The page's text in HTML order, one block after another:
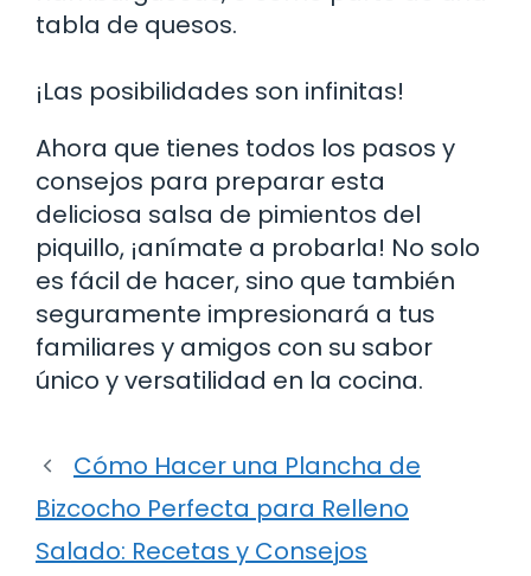
tabla de quesos.
¡Las posibilidades son infinitas!
Ahora que tienes todos los pasos y
consejos para preparar esta
deliciosa salsa de pimientos del
piquillo, ¡anímate a probarla! No solo
es fácil de hacer, sino que también
seguramente impresionará a tus
familiares y amigos con su sabor
único y versatilidad en la cocina.
Cómo Hacer una Plancha de
Bizcocho Perfecta para Relleno
Salado: Recetas y Consejos